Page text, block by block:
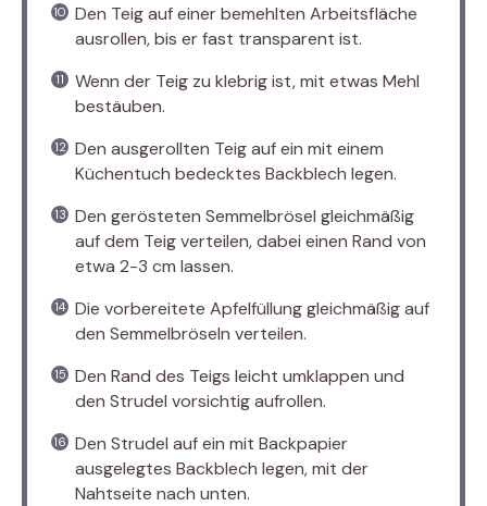
Den Teig auf einer bemehlten Arbeitsfläche
ausrollen, bis er fast transparent ist.
Wenn der Teig zu klebrig ist, mit etwas Mehl
bestäuben.
Den ausgerollten Teig auf ein mit einem
Küchentuch bedecktes Backblech legen.
Den gerösteten Semmelbrösel gleichmäßig
auf dem Teig verteilen, dabei einen Rand von
etwa 2-3 cm lassen.
Die vorbereitete Apfelfüllung gleichmäßig auf
den Semmelbröseln verteilen.
Den Rand des Teigs leicht umklappen und
den Strudel vorsichtig aufrollen.
Den Strudel auf ein mit Backpapier
ausgelegtes Backblech legen, mit der
Nahtseite nach unten.